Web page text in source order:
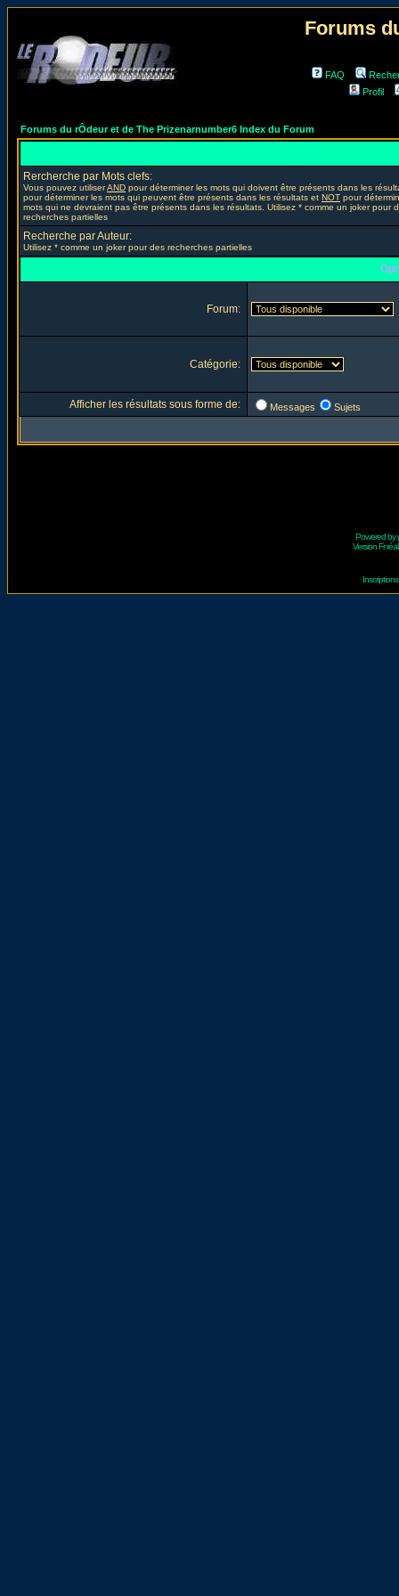
Forums
FAQ
Profil
Forums du rÔdeur et de The Prizenarnumber6 Index du Forum
Rercherche par Mots clefs:
Vous pouvez utiliserAND pour déterminer les mots qui doivent être présents dans les
pour déterminer les mots qui peuvent être présents dans les résultats et NOT pour
mots qui ne devraient pas être présents dans les résultats. Utilisez * comme un joker pour
recherches partielles
Recherche par Auteur:
Utilisez * comme un joker pour des recherches partielles
Forum:
Catégorie:
Afficher les résultats sous forme de: Messages Sujets
Powered by
Version Fr